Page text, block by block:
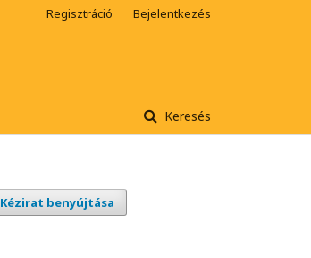
Keresés
Regisztráció Bejelentkezés
Kézirat benyújtása